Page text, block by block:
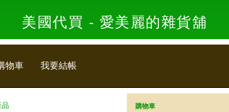
物車 我要結帳
品
購物車
美國代買 - 愛美麗的雜貨舖